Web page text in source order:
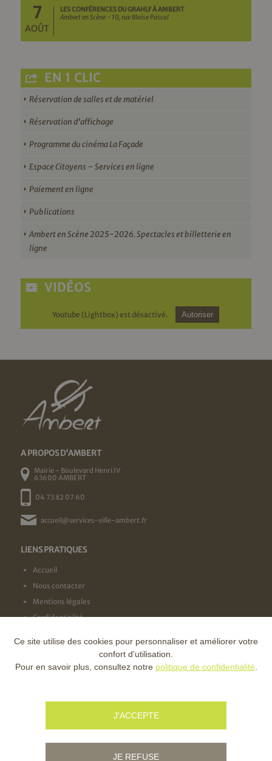
7
AOÛT
LES CONFÉRENCES DU GRAHLF À AMBERT
Ambert en Scène - 10, rue Blaise Pascal
EN 1 CLIC
Réservation de salles et de matériel
Réservation d’affichage
Programme du cinéma La Façade
Espace Citoyens – Services en ligne
Paiement en ligne
Publications
Ambert en Scène 2025-2026. Spectacles et billetterie en
ligne
VIDÉOS
Youtube (Lightbox) est désactivé. Autoriser
A PROPOS D'AMBERT
Mairie - Boulevard Henri IV
63600 AMBERT
04 73 82 07 60
accueil@services-ville-ambert.fr
LIENS PRATIQUES
Accueil
Nous contacter
Mentions légales
Confidentialité
NOS LABELS
Ce site utilise des cookies pour personnaliser et améliorer votre
confort d'utilisation.
Pour en savoir plus, consultez notre politique de confidentialité
J'ACCEPTE
JE REFUSE